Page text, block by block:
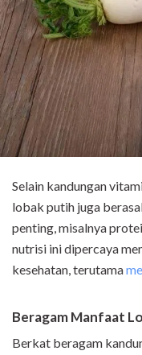
Selain kandungan
lobak putih juga
penting, misalnya
nutrisi ini dipercaya
kesehatan, terutama
Beragam Manfaat
Berkat beragam